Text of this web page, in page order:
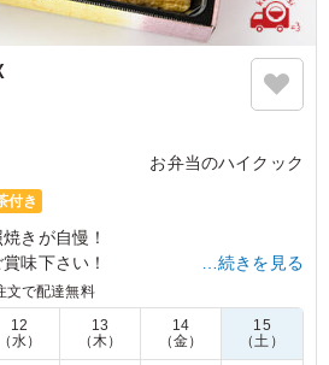
お弁当のハイクック
付き
きが自慢！
味下さい！
等学校
までつけていただき、大満足です！
…続きを見る
文で配達無料
12
（水）
13
（木）
14
（金）
15
（土）